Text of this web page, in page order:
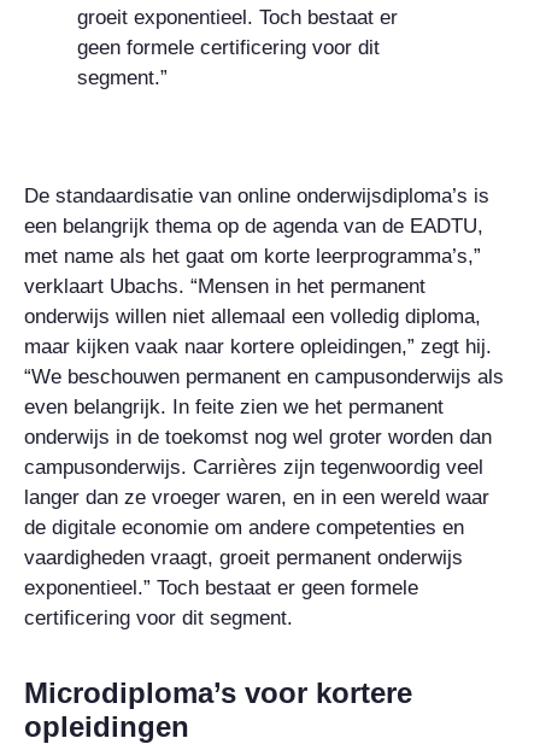
groeit exponentieel. Toch bestaat er
geen formele certificering voor dit
segment.”
De standaardisatie van online onderwijsdiploma’s is
een belangrijk thema op de agenda van de EADTU,
met name als het gaat om korte leerprogramma’s,”
verklaart Ubachs. “Mensen in het permanent
onderwijs willen niet allemaal een volledig diploma,
maar kijken vaak naar kortere opleidingen,” zegt hij.
“We beschouwen permanent en campusonderwijs als
even belangrijk. In feite zien we het permanent
onderwijs in de toekomst nog wel groter worden dan
campusonderwijs. Carrières zijn tegenwoordig veel
langer dan ze vroeger waren, en in een wereld waar
de digitale economie om andere competenties en
vaardigheden vraagt, groeit permanent onderwijs
exponentieel.” Toch bestaat er geen formele
certificering voor dit segment.
Microdiploma’s voor kortere
opleidingen